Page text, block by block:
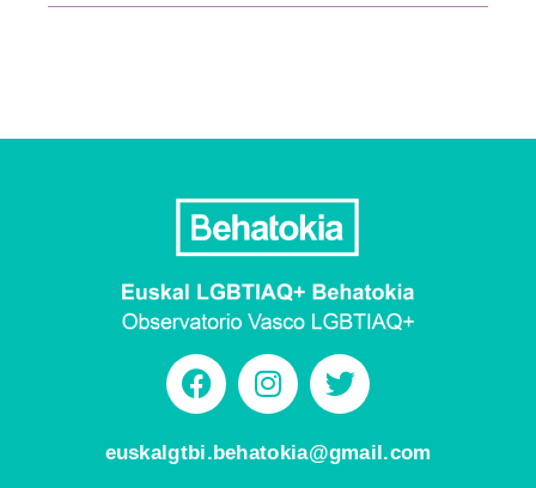
euskalgtbi.behatokia@gmail.com